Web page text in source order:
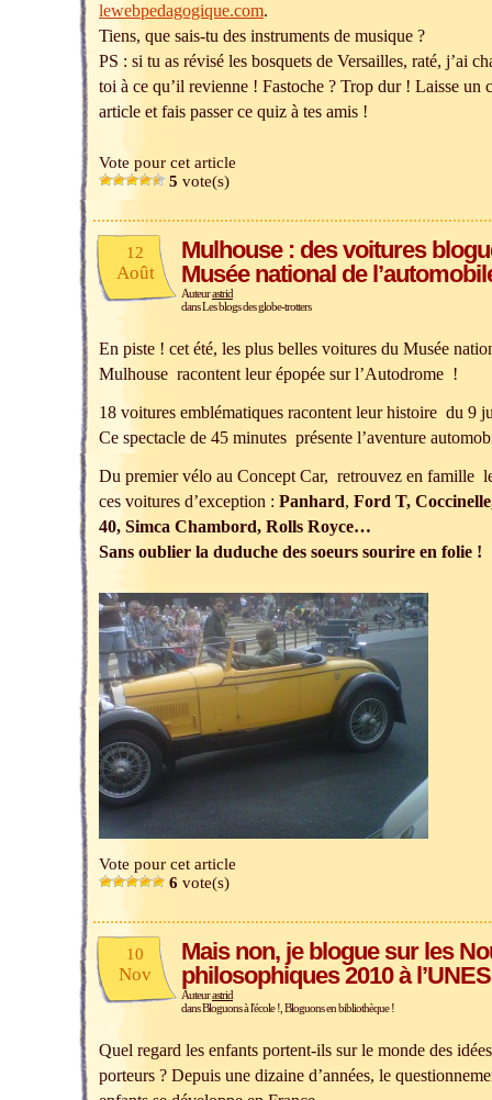
lewebpedagogique.com.
Tiens, que sais-tu des instruments de musique ?
PS : si tu as révisé les bosquets de Versailles, raté, j’ai
toi à ce qu’il revienne ! Fastoche ? Trop dur ! Laisse un
article et fais passer ce quiz à tes amis !
Vote pour cet article
5 vote(s)
12
Août
Mulhouse : des voitures
Musée national de
Auteurastrid
dansLes blogs des globe-trotters
En piste ! cet été, les plus belles voitures du Musée
Mulhouse racontent leur épopée sur l’Autodrome !
18 voitures emblématiques racontent leur histoire du 9
Ce spectacle de 45 minutes présente l’aventure
Du premier vélo au Concept Car, retrouvez en famille
ces voitures d’exception : Panhard, Ford T,
40, Simca Chambord, Rolls Royce…
Sans oublier la duduche des soeurs sourire en folie !
Vote pour cet article
6 vote(s)
10
Nov
Mais non, je blogue sur les
philosophiques 2010 à
Auteurastrid
dansBloguons à l'école ! Bloguons en bibliothèque !
Quel regard les enfants portent-ils sur le monde des
porteurs ? Depuis une dizaine d’années, le